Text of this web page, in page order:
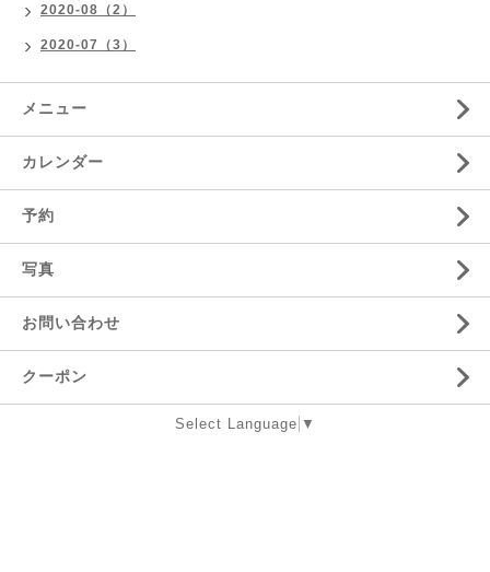
2020-08（2）
2020-07（3）
メニュー
カレンダー
予約
写真
お問い合わせ
クーポン
Select Language ▼